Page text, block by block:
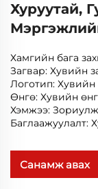
Хуруутай,
Хамгийн бага
Загвар: Хувийн
Логотип: Хувийн
Өнгө: Хувийн
Хэмжээ:
Баглаажуулалт:
Санамж авах